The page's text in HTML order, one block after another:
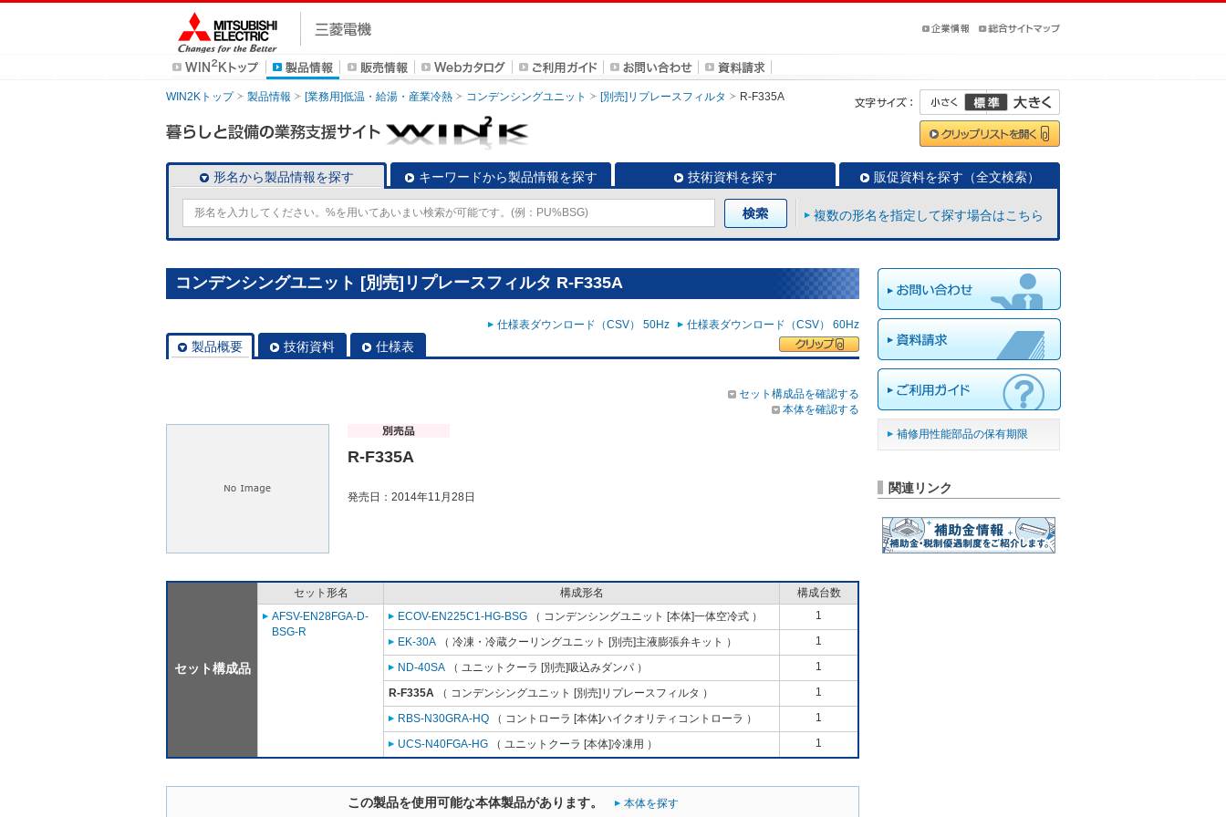
WIN2Kトップ 製品情報 [業務用]低温・給湯・産業冷熱 コンデンシングユニット [別売]リプレースフィルタ R-F335A
形名から製品情報を探す キーワードから製品情報を探す 技術資料を探す 販促資料を探す（全文検索）
複数の形名を指定して探す場合はこちら
コンデンシングユニット [別売]リプレースフィルタ R-F335A
仕様表ダウンロード（CSV） 50Hz 仕様表ダウンロード（CSV） 60Hz
製品概要 技術資料 仕様表
セット構成品を確認する
本体を確認する
R-F335A
発売日：2014年11月28日
セット構成品
セット形名 構成形名
構成台数
AFSV-EN28FGA-D-
BSG-R
ECOV-EN225C1-HG-BSG （ コンデンシングユニット [本体]一体空冷式 ） 1
EK-30A （ 冷凍・冷蔵クーリングユニット [別売]主液膨張弁キット ） 1
ND-40SA （ ユニットクーラ [別売]吸込みダンパ ） 1
R-F335A （ コンデンシングユニット [別売]リプレースフィルタ ） 1
RBS-N30GRA-HQ （ コントローラ [本体]ハイクオリティコントローラ ） 1
UCS-N40FGA-HG （ ユニットクーラ [本体]冷凍用 ） 1
この製品を使用可能な本体製品があります。 本体を探す
補修用性能部品の保有期限
関連リンク